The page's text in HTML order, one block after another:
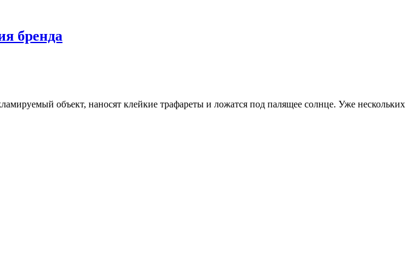
бренда
объект, наносят клейкие трафареты и ложатся под палящее солнце. Уже нескольких